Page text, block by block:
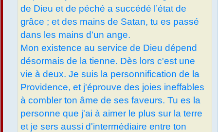
de Dieu et de péché a succédé l’état de
grâce ; et des mains de Satan, tu es passé
dans les mains d'un ange.
Mon existence au service de Dieu dépend
désormais de la tienne. Dès lors c'est une
vie à deux. Je suis la personnification de la
Providence, et j'éprouve des joies ineffables
à combler ton âme de ses faveurs. Tu es la
personne que j'ai à aimer le plus sur la terre
et je sers aussi d'intermédiaire entre ton